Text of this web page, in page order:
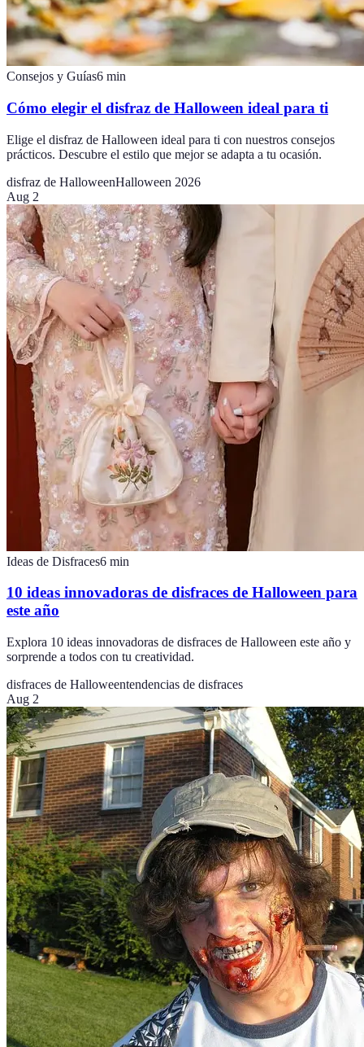
Consejos y Guías6 min
Cómo elegir el disfraz de Halloween ideal para ti
Elige el disfraz de Halloween ideal para ti con nuestros consejos
prácticos. Descubre el estilo que mejor se adapta a tu ocasión.
disfraz de HalloweenHalloween 2026
Aug 2
Ideas de Disfraces6 min
10 ideas innovadoras de disfraces de Halloween para
este año
Explora 10 ideas innovadoras de disfraces de Halloween este año y
sorprende a todos con tu creatividad.
disfraces de Halloweentendencias de disfraces
Aug 2